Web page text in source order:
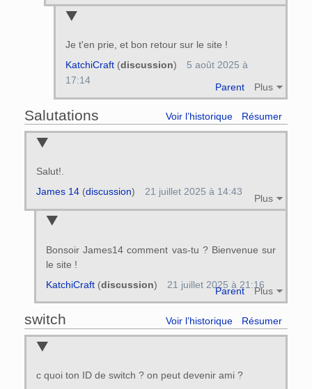
Je t'en prie, et bon retour sur le site !
Parent Plus
KatchiCraft(discussion)
5 août 2025 à
17:14
Salutations Voir l’historique Résumer
Salut!.
Plus
James 14(discussion) 21 juillet 2025 à 14:43
Bonsoir James14 comment vas-tu ? Bienvenue sur
le site !
Parent Plus
KatchiCraft(discussion) 21 juillet 2025 à 21:16
switch Voir l’historique Résumer
c quoi ton ID de switch ? on peut devenir ami ?